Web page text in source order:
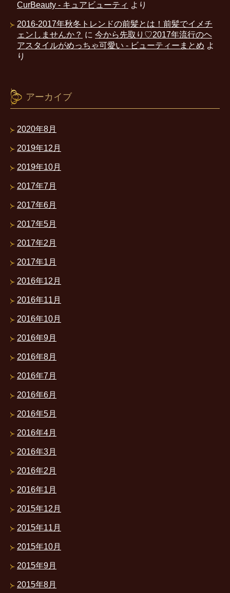
CurBeauty - キュアビューティ より
2016-2017年秋冬トレンドの前髪とは！前髪でイメチ
ェンしませんか？ に 今から先取り♡2017年流行のヘ
アスタイルがめっちゃ可愛い - ビューティーまとめ よ
り
アーカイブ
2020年8月
2019年12月
2019年10月
2017年7月
2017年6月
2017年5月
2017年2月
2017年1月
2016年12月
2016年11月
2016年10月
2016年9月
2016年8月
2016年7月
2016年6月
2016年5月
2016年4月
2016年3月
2016年2月
2016年1月
2015年12月
2015年11月
2015年10月
2015年9月
2015年8月